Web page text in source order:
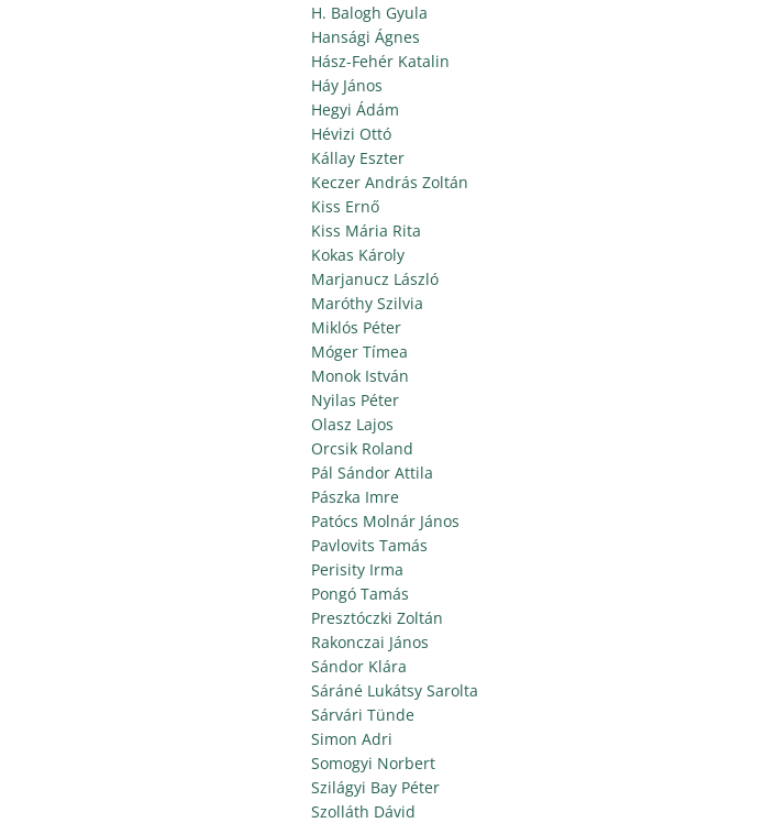
H. Balogh Gyula
Hansági Ágnes
Hász-Fehér Katalin
Háy János
Hegyi Ádám
Hévizi Ottó
Kállay Eszter
Keczer András Zoltán
Kiss Ernő
Kiss Mária Rita
Kokas Károly
Marjanucz László
Maróthy Szilvia
Miklós Péter
Móger Tímea
Monok István
Nyilas Péter
Olasz Lajos
Orcsik Roland
Pál Sándor Attila
Pászka Imre
Patócs Molnár János
Pavlovits Tamás
Perisity Irma
Pongó Tamás
Presztóczki Zoltán
Rakonczai János
Sándor Klára
Sáráné Lukátsy Sarolta
Sárvári Tünde
Simon Adri
Somogyi Norbert
Szilágyi Bay Péter
Szolláth Dávid